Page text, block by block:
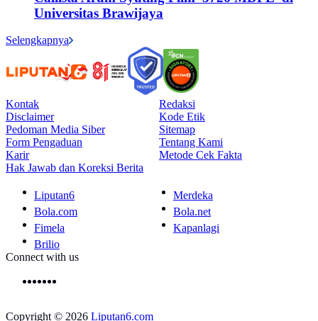
Universitas Brawijaya
Selengkapnya
Kontak
Redaksi
Disclaimer
Kode Etik
Pedoman Media Siber
Sitemap
Form Pengaduan
Tentang Kami
Karir
Metode Cek Fakta
Hak Jawab dan Koreksi Berita
Liputan6
Merdeka
Bola.com
Bola.net
Fimela
Kapanlagi
Brilio
Connect with us
Copyright © 2026 Liputan6.com